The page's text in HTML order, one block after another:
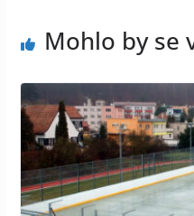
Mohlo by se